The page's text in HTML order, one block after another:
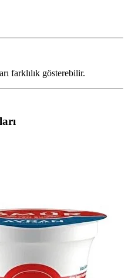
farklılık gösterebilir.